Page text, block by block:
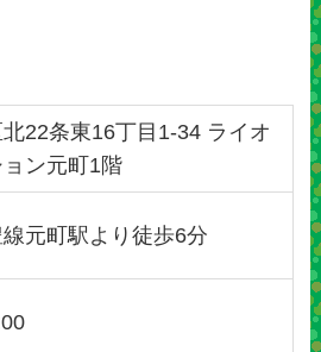
22条東16丁目1-34 ライオ
ン元町1階
元町駅より徒歩6分